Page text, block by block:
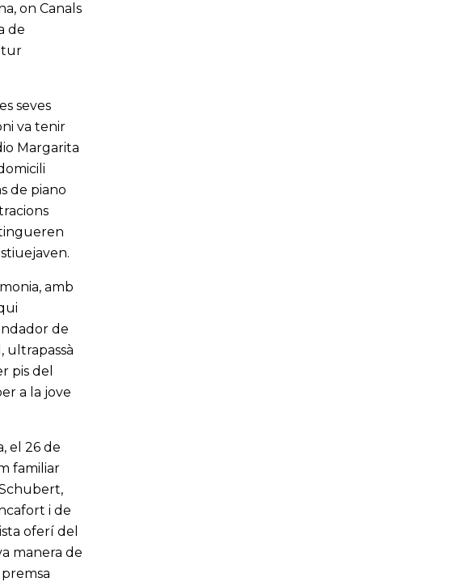
on Canals
de
seves
va tenir
Margarita
de piano
amb
de
ultrapassà
pis del
a la jove
el 26 de
familiar
i de
oferí del
manera de